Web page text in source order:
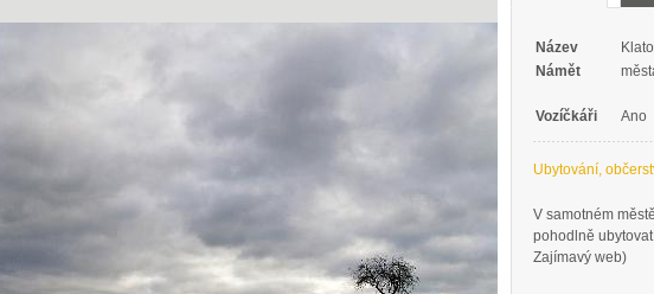
Název
Námět
Vozíčkáři
Ano
Ubytování,
V samotném
pohodlně
Zajímavý web)